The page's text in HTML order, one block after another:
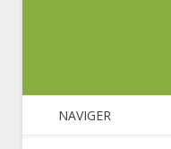
NAVIGER